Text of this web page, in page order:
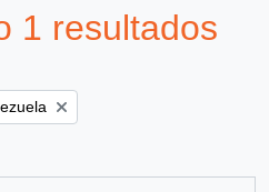
1 resultados
filter: